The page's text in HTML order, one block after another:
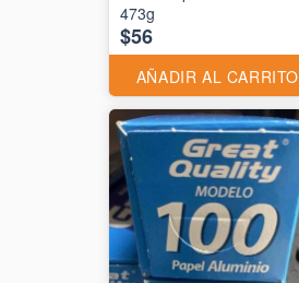
473g
$56
AÑADIR AL CARRITO